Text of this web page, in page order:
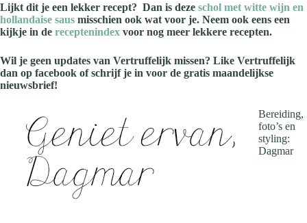
Lijkt dit je een lekker recept? Dan is deze schol met witte wijn en
hollandaise saus misschien ook wat voor je. Neem ook eens een
kijkje in de receptenindex voor nog meer lekkere recepten.
Wil je geen updates van Vertruffelijk missen? Like Vertruffelijk
dan op facebook of schrijf je in voor de gratis maandelijkse
nieuwsbrief!
Bereiding,
foto’s en
styling:
Dagmar